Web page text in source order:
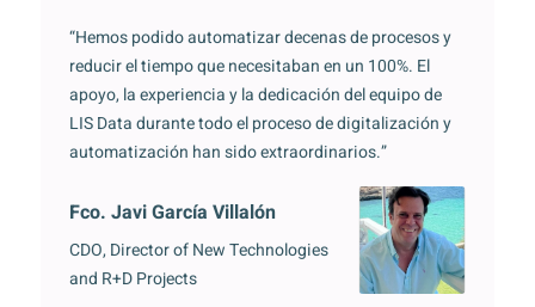
“Hemos podido automatizar decenas de procesos y
reducir el tiempo que necesitaban en un 100%. El
apoyo, la experiencia y la dedicación del equipo de
LIS Data durante todo el proceso de digitalización y
automatización han sido extraordinarios.”
Fco. Javi García Villalón
CDO, Director of New Technologies
and R+D Projects